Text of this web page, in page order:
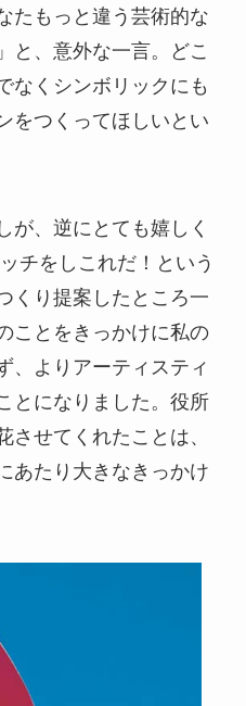
たもっと違う芸術的な
と、意外な一言。どこ
なくシンボリックにも
をつくってほしいとい
が、逆にとても嬉しく
チをしこれだ！という
くり提案したところ一
ことをきっかけに私の
、よりアーティスティ
とになりました。役所
させてくれたことは、
あたり大きなきっかけ